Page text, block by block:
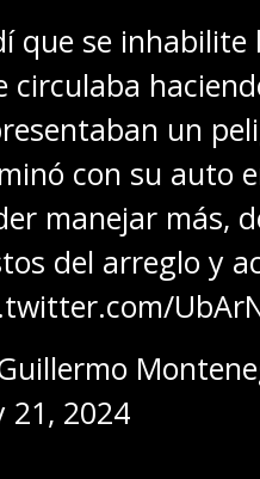
que se
circulaba
un
con su auto
manejar más,
del arreglo y
21, 2024